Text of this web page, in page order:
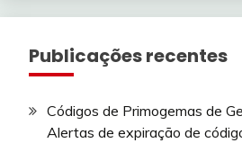
Publicações recentes
Códigos de Primogemas de
Alertas de expiração de